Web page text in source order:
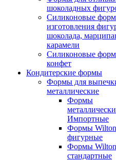
шоколадных
Силиконовые
изготовления
шоколада,
карамели
Силиконовые
конфет
Кондитерские формы
Формы для
металлические
Формы
Импортные
Формы Wilton
фигурные
Формы Wilton
стандартные